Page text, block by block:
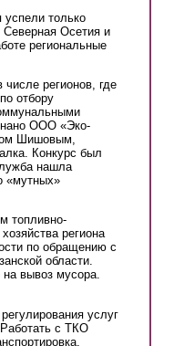
успели только
Осетия и
региональные
числе регионов, где
отбору
ООО «Эко-
Шишовым,
Конкурс был
нашла
«мутных»
топливно-
региона
по обращению с
области.
на вывоз мусора.
услуг
с ТКО